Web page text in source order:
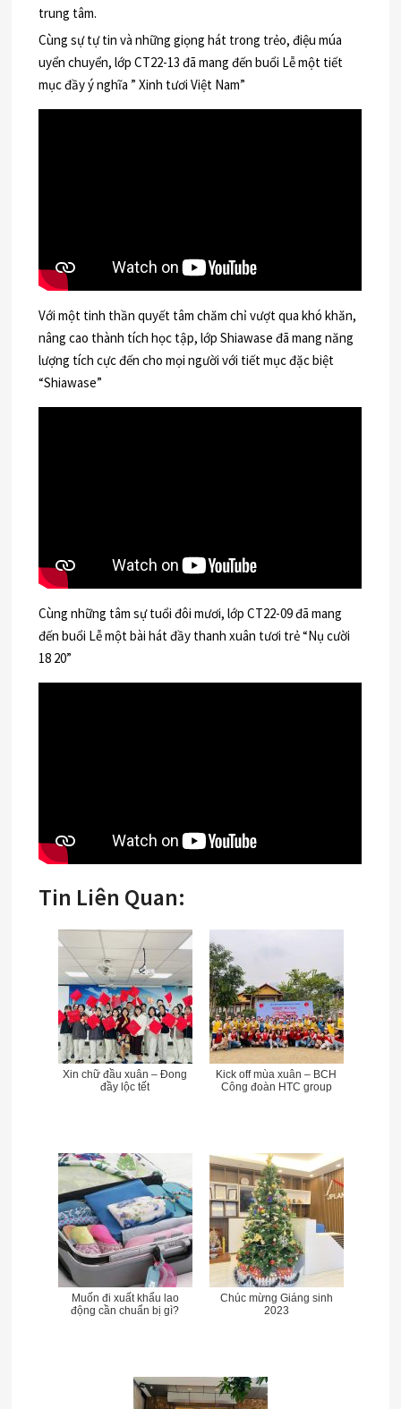
trung tâm.
Cùng sự tự tin và những giọng hát trong trẻo, điệu múa
uyển chuyển, lớp CT22-13 đã mang đến buổi Lễ một tiết
mục đầy ý nghĩa ” Xinh tươi Việt Nam”
Với một tinh thần quyết tâm chăm chỉ vượt qua khó khăn,
nâng cao thành tích học tập, lớp Shiawase đã mang năng
lượng tích cực đến cho mọi người với tiết mục đặc biệt
“Shiawase”
Cùng những tâm sự tuổi đôi mươi, lớp CT22-09 đã mang
đến buổi Lễ một bài hát đầy thanh xuân tươi trẻ “Nụ cười
18 20”
Tin Liên Quan:
Xin chữ đầu xuân – Đong
đầy lộc tết
Kick off mùa xuân – BCH
Công đoàn HTC group
Muốn đi xuất khẩu lao
động cần chuẩn bị gì?
Chúc mừng Giáng sinh
2023